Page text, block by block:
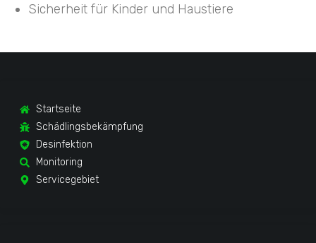
Sicherheit für Kinder und Haustiere
Startseite
Schädlingsbekämpfung
Desinfektion
Monitoring
Servicegebiet